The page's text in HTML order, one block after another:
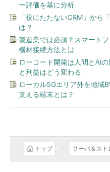
ー評価を基に分析
「役にたたないCRM」から
は？
製造業では必須？スマート
機材接続方法とは
ローコード開発は人間とAI
と利益はどう変わる
ローカル5Gエリア外を地域
支える端末とは？
トップ サーバ＆スト